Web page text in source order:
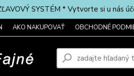
SYSTÉM * Vytvorte si u nás
AKO NAKUPOVAŤ OBCHODNÉ